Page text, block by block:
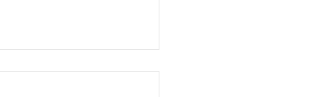
ST SÃO PAULO _